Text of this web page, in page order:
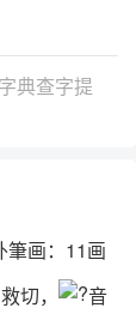
典查字提
筆画：11画
切，
音